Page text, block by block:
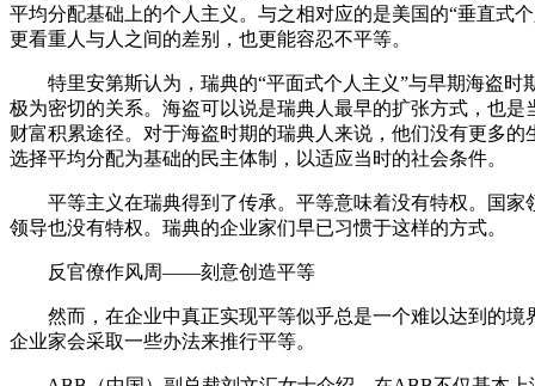
平均分配基础上的个人主义。与之相对应的是美国的“垂直式
更看重人与人之间的差别，也更能容忍不平等。
特里安第斯认为，瑞典的“平面式个人主义”与早期海盗时
极为密切的关系。海盗可以说是瑞典人最早的扩张方式，也是
财富积累途径。对于海盗时期的瑞典人来说，他们没有更多的
选择平均分配为基础的民主体制，以适应当时的社会条件。
平等主义在瑞典得到了传承。平等意味着没有特权。国家
领导也没有特权。瑞典的企业家们早已习惯于这样的方式。
反官僚作风周——刻意创造平等
然而，在企业中真正实现平等似乎总是一个难以达到的境
企业家会采取一些办法来推行平等。